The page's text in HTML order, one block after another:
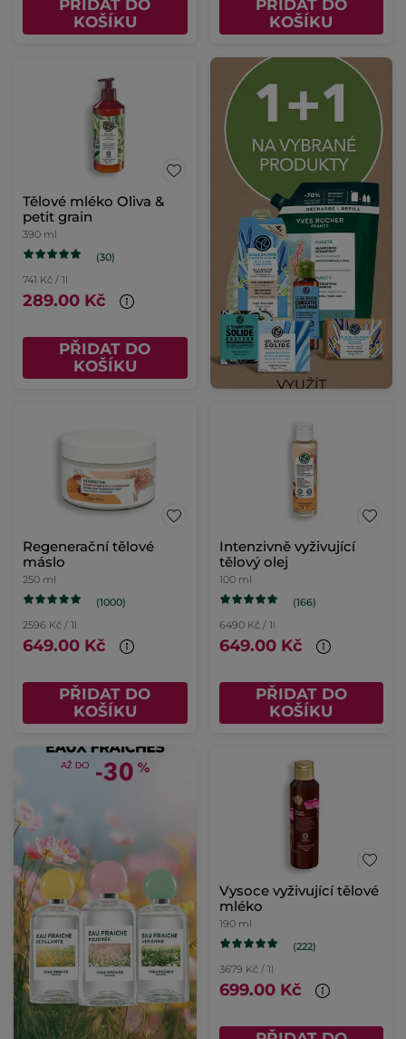
PŘIDAT DO
KOŠÍKU
PŘIDAT DO
KOŠÍKU
Tělové mléko Oliva &
petit grain
390 ml
(30)
741 Kč / 1l
289.00 Kč
PŘIDAT DO
KOŠÍKU
Regenerační tělové
máslo
250 ml
(1000)
2596 Kč / 1l
649.00 Kč
PŘIDAT DO
KOŠÍKU
Intenzivně vyživující
tělový olej
100 ml
(166)
6490 Kč / 1l
649.00 Kč
PŘIDAT DO
KOŠÍKU
Vysoce vyživující tělové
mléko
190 ml
(222)
3679 Kč / 1l
699.00 Kč